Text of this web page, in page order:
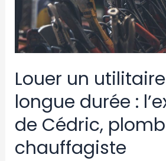
Louer un
longue durée :
de Cédric,
chauffagiste
l’expérience
de
plombier-
chauffagiste